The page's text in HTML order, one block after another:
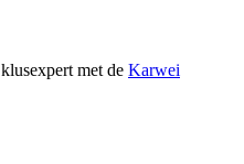
met de Karwei